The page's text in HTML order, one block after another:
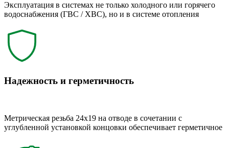
Эксплуатация в системах не только холодного или горячего
водоснабжения (ГВС / ХВС), но и в системе отопления
Надежность и герметичность
Метрическая резьба 24x19 на отводе в сочетании с
углубленной установкой концовки обеспечивает герметичное